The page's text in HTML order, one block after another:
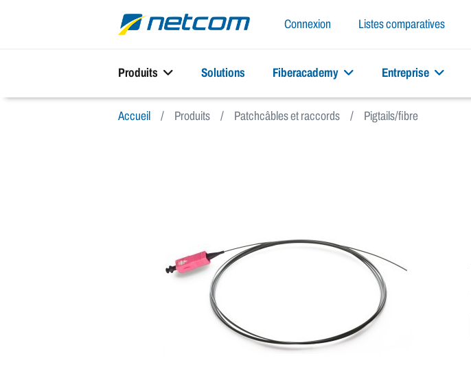
Connexion Listes comparatives
Produits Solutions Fiberacademy Entreprise
Accueil Produits Patchcâbles et raccords Pigtails/fibre